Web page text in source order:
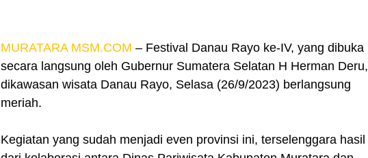
MURATARA MSM.COM – Festival Danau Rayo ke-IV, yang dibuka
secara langsung oleh Gubernur Sumatera Selatan H Herman Deru,
dikawasan wisata Danau Rayo, Selasa (26/9/2023) berlangsung
meriah.
Kegiatan yang sudah menjadi even provinsi ini, terselenggara hasil